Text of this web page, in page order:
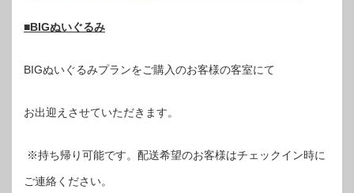
■BIGぬいぐるみ
BIGぬいぐるみプランをご購入のお客様の客室にて
お出迎えさせていただきます。
※持ち帰り可能です。配送希望のお客様はチェックイン時に
ご連絡ください。